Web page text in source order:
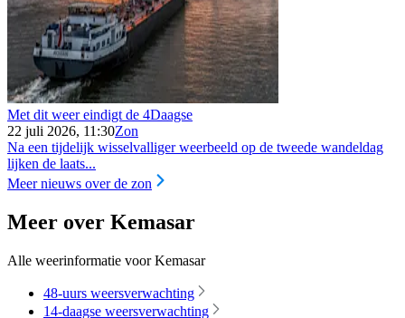
Met dit weer eindigt de 4Daagse
22 juli 2026, 11:30Zon
Na een tijdelijk wisselvalliger weerbeeld op de tweede wandeldag
lijken de laats...
Meer nieuws over de zon
Meer over Kemasar
Alle weerinformatie voor Kemasar
48-uurs weersverwachting
14-daagse weersverwachting